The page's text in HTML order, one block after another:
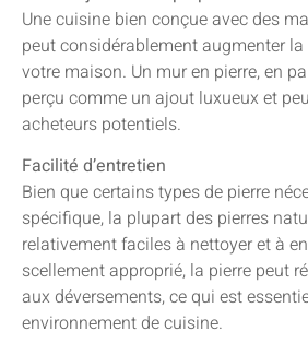
Une cuisine bien conçue avec des
peut considérablement augmenter
votre maison. Un mur en pierre, en
perçu comme un ajout luxueux et
acheteurs potentiels.
Facilité d’entretien
Bien que certains types de pierre
spécifique, la plupart des pierres
relativement faciles à nettoyer et à
scellement approprié, la pierre peut
aux déversements, ce qui est
environnement de cuisine.